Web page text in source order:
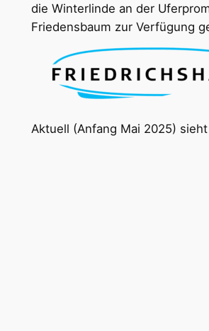
die Winterlinde an der
Friedensbaum zur Verfügung
Aktuell (Anfang Mai 2025)